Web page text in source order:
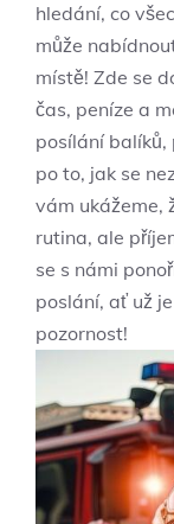
hledání, co
může
místě! Zde se
čas, peníze a
posílání balíků,
po to, jak se
vám ukážeme,
rutina, ale
se s námi
poslání, ať už
pozornost!